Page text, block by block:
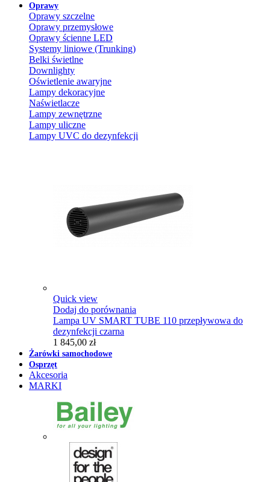
Oprawy
Oprawy szczelne
Oprawy przemysłowe
Oprawy ścienne LED
Systemy liniowe (Trunking)
Belki świetlne
Downlighty
Oświetlenie awaryjne
Lampy dekoracyjne
Naświetlacze
Lampy zewnętrzne
Lampy uliczne
Lampy UVC do dezynfekcji
Quick view
Dodaj do porównania
Lampa UV SMART TUBE 110 przepływowa do
dezynfekcji czarna
1 845,00 zł
Żarówki samochodowe
Osprzęt
Akcesoria
MARKI